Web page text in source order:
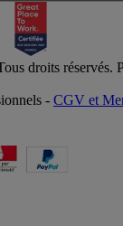
droits réservés.
- CGV et